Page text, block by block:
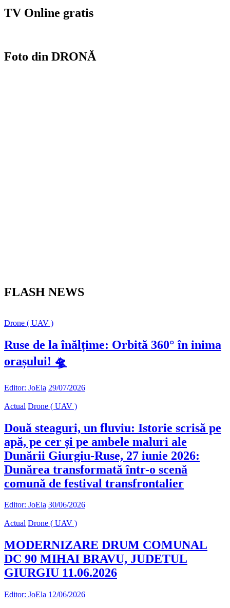
TV Online gratis
Foto din DRONĂ
FLASH NEWS
Drone ( UAV )
Ruse de la înălțime: Orbită 360° în inima
orașului! 🛸
Editor: JoEla 29/07/2026
Actual Drone ( UAV )
Două steaguri, un fluviu: Istorie scrisă pe
apă, pe cer și pe ambele maluri ale
Dunării Giurgiu-Ruse, 27 iunie 2026:
Dunărea transformată într-o scenă
comună de festival transfrontalier
Editor: JoEla 30/06/2026
Actual Drone ( UAV )
MODERNIZARE DRUM COMUNAL
DC 90 MIHAI BRAVU, JUDETUL
GIURGIU 11.06.2026
Editor: JoEla 12/06/2026